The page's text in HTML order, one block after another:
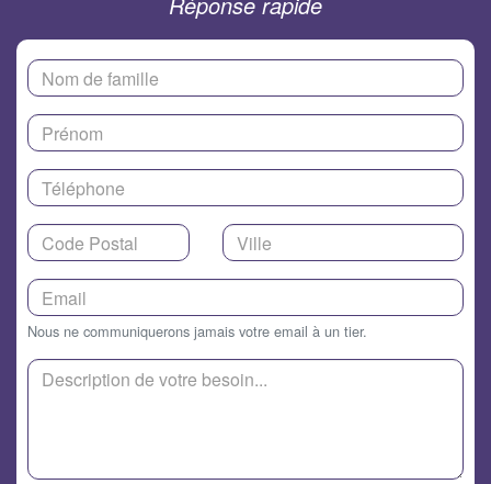
Nous ne communiquerons jamais votre email à un tier.